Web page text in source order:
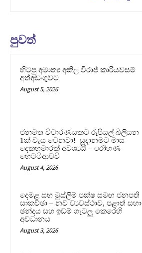
පුවත්
හිටපු අමාත්‍ය අකිල විරාජ් කාරියවසම්
අත්අඩංගුවට
August 5, 2026
ජනමත විචාරණයකට රුපියල් බිලියන
1ක් වැය වෙනවා! සූදානමට මාස
දෙකහමාරක් අවශ්‍යයි – රෝහණ
හෙට්ටිආච්චි
August 4, 2026
දෙමළ සහ මුස්ලිම් පක්ෂ සමඟ ජනපති
සාකච්ඡා – නව ව්‍යවස්ථාව, පළාත් සභා
ඡන්දය සහ ඉඩම් ගැටලු කෙරෙහි
අවධානය
August 3, 2026